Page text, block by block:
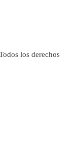
los derechos